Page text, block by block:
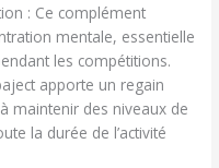
: Ce complément
mentale, essentielle
les compétitions.
apporte un regain
maintenir des niveaux de
la durée de l’activité